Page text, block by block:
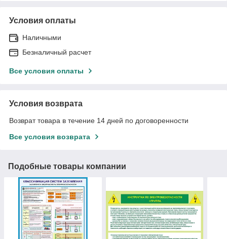
Условия оплаты
Наличными
Безналичный расчет
Все условия оплаты
Условия возврата
Возврат товара в течение 14 дней по договоренности
Все условия возврата
Подобные товары компании